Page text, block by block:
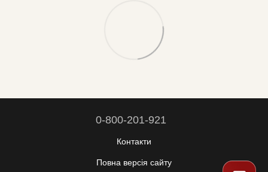
0-800-201-921
Контакти
Повна версія сайту